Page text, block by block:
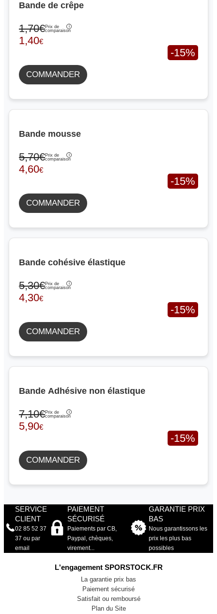
Bande de crêpe
1,70€Prix de
comparaison
1,40€
-15%
COMMANDER
Bande mousse
5,70€Prix de
comparaison
4,60€
-15%
COMMANDER
Bande cohésive élastique
5,30€Prix de
comparaison
4,30€
-15%
COMMANDER
Bande Adhésive non élastique
7,10€Prix de
comparaison
5,90€
-15%
COMMANDER
SERVICE
CLIENT
02 85 52 37
37 ou par
email
PAIEMENT
SÉCURISÉ
Paiements par CB,
Paypal, chèques,
virement...
GARANTIE PRIX
BAS
Nous garantissons les
prix les plus bas
possibles
L'engagement SPORSTOCK.FR
La garantie prix bas
Paiement sécurisé
Satisfait ou remboursé
Plan du Site